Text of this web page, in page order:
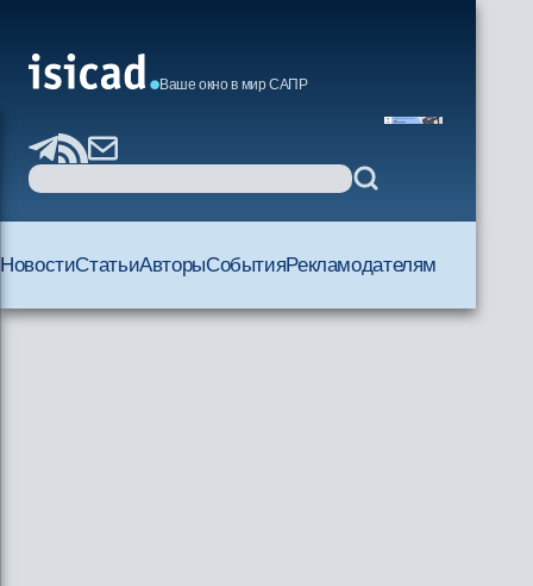
Ваше окно в мир САПР
НовостиСтатьиАвторыСобытияРекламодателям